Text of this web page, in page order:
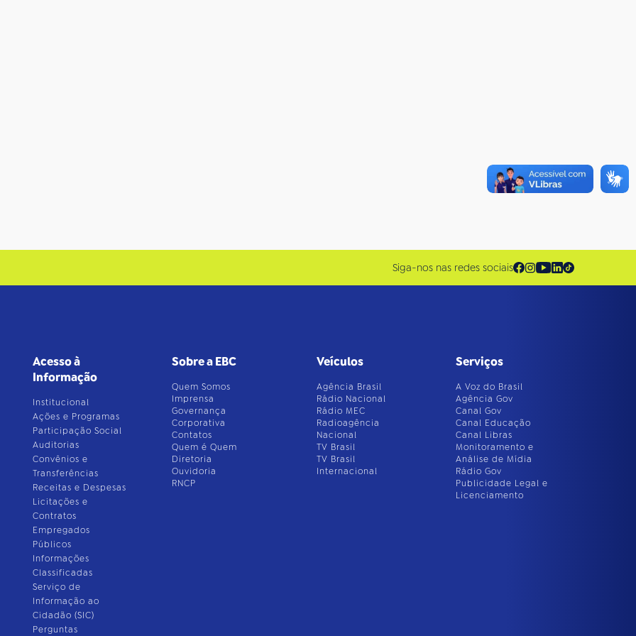
Siga-nos nas redes sociais
Acesso à
Informação
Institucional
Ações e Programas
Participação Social
Auditorias
Convênios e
Transferências
Receitas e Despesas
Licitações e
Contratos
Empregados
Públicos
Informações
Classificadas
Serviço de
Informação ao
Cidadão (SIC)
Perguntas
Sobre a EBC
Quem Somos
Imprensa
Governança
Corporativa
Contatos
Quem é Quem
Diretoria
Ouvidoria
RNCP
Veículos
Agência Brasil
Rádio Nacional
Rádio MEC
Radioagência
Nacional
TV Brasil
TV Brasil
Internacional
Serviços
A Voz do Brasil
Agência Gov
Canal Gov
Canal Educação
Canal Libras
Monitoramento e
Análise de Mídia
Rádio Gov
Publicidade Legal e
Licenciamento